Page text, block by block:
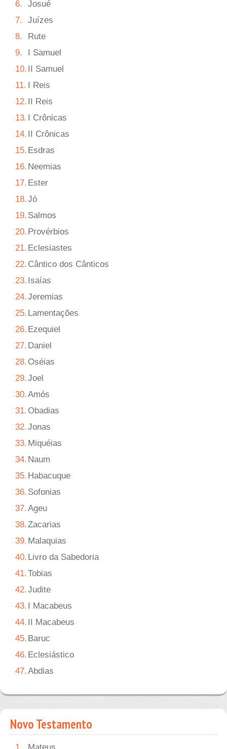
6.
Josué
7.
Juízes
8.
Rute
9.
I Samuel
10. II Samuel
11. I Reis
12. II Reis
13. I Crônicas
14. II Crônicas
15. Esdras
16. Neemias
17. Ester
18.Jó
19. Salmos
20. Provérbios
21. Eclesiastes
22. Cântico dos Cânticos
23. Isaías
24.Jeremias
25. Lamentações
26. Ezequiel
27. Daniel
28. Oséias
29.Joel
30.Amós
31. Obadias
32.Jonas
33. Miquéias
34. Naum
35. Habacuque
36. Sofonias
37.Ageu
38.Zacarias
39. Malaquias
40. Livro da Sabedoria
41.Tobias
42.Judite
43. I Macabeus
44. II Macabeus
45. Baruc
46. Eclesiástico
47.Abdias
Novo Testamento